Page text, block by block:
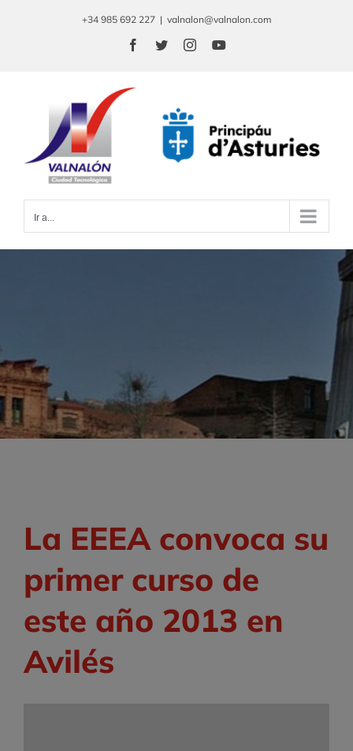
+34 985 692 227 | valnalon@valnalon.com
Facebook
TwitterInstagramYouTube
Ir a...
La EEEA convoca su
primer curso de
este año 2013 en
Avilés